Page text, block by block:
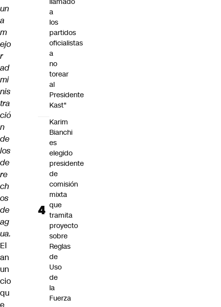
un
a
m
ejo
r
ad
mi
nis
tra
ció
n
de
los
de
re
ch
os
de
ag
ua.
El
an
un
cio
qu
e
a
los
partidos
oficialistas
a
no
torear
al
Presidente
Kast"
Karim
Bianchi
es
elegido
presidente
de
comisión
mixta
que
tramita
proyecto
sobre
Reglas
de
Uso
de
la
Fuerza